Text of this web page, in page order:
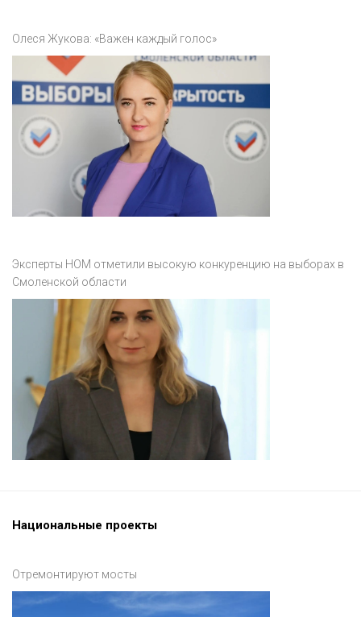
Олеся Жукова: «Важен каждый голос»
Эксперты НОМ отметили высокую конкуренцию на выборах в
Смоленской области
Национальные проекты
Отремонтируют мосты